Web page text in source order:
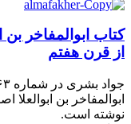
کتاب ابوالمفاخر بن
از قرن هفتم
ابوالمفاخر بن
نوشته است.